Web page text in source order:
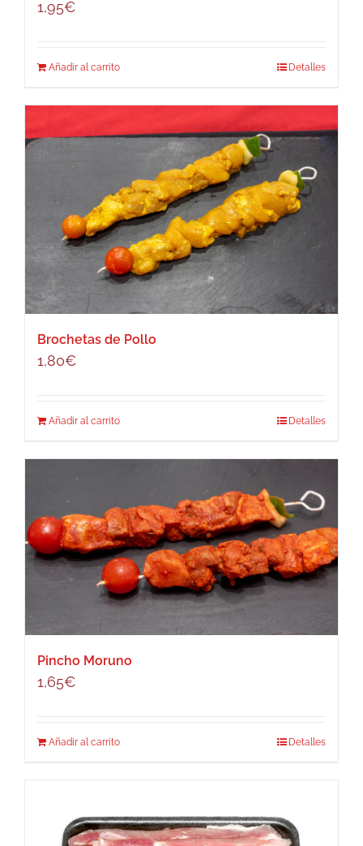
1,95€
Añadir al carrito Detalles
Brochetas de Pollo
1,80€
Añadir al carrito Detalles
Pincho Moruno
1,65€
Añadir al carrito Detalles